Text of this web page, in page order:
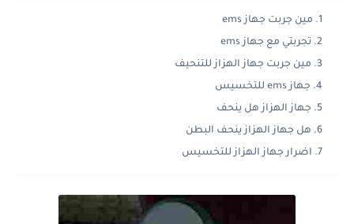
مين جربت جهاز ems
تجربتي مع جهاز ems
مين جربت جهاز الهزاز للتنحيف
جهاز ems للتخسيس
جهاز الهزاز هل ينحف
هل جهاز الهزاز ينحف البطن
اضرار جهاز الهزاز للتخسيس